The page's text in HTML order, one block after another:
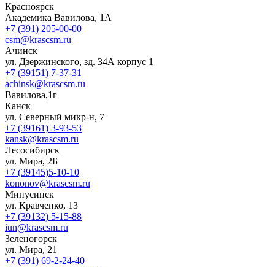
Красноярск
Академика Вавилова, 1А
+7 (391) 205-00-00
csm@krascsm.ru
Ачинск
ул. Дзержинского, зд. 34А корпус 1
+7 (39151) 7-37-31
achinsk@krascsm.ru
Вавилова,1г
Канск
ул. Северный микр-н, 7
+7 (39161) 3-93-53
kansk@krascsm.ru
Лесосибирск
ул. Мира, 2Б
+7 (39145)5-10-10
kononov@krascsm.ru
Минусинск
ул. Кравченко, 13
+7 (39132) 5-15-88
iun@krascsm.ru
Зеленогорск
ул. Мира, 21
+7 (391) 69-2-24-40